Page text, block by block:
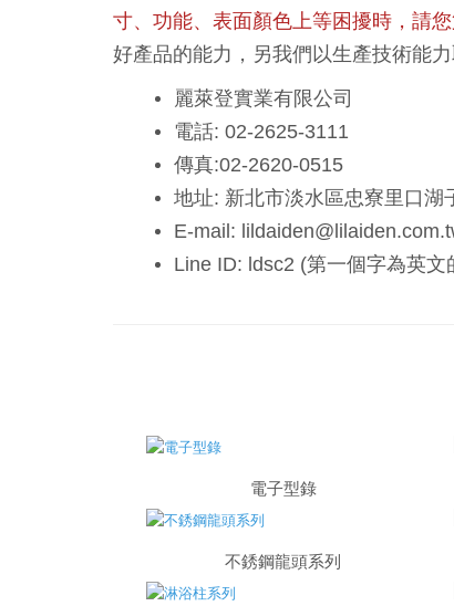
寸、功能、表面顏色上等困擾時，請
好產品的能力，另我們以生產技術能
麗萊登實業有限公司
電話: 02-2625-3111
傳真:02-2620-0515
地址: 新北市淡水區忠寮里口湖
E-mail:
Line ID: ldsc2 (第一個字為英文
電子型錄
不銹鋼龍頭系列